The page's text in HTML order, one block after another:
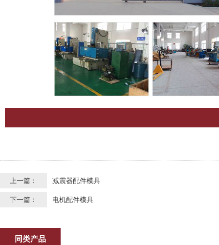
上一篇： 减震器配件模具
下一篇： 电机配件模具
同类产品